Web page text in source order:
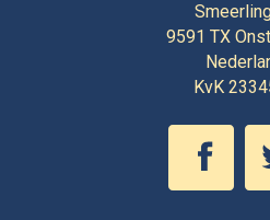
9591 TX
KvK